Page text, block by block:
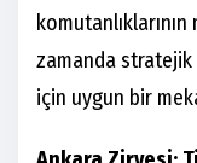
zamanda stratejik
için uygun bir